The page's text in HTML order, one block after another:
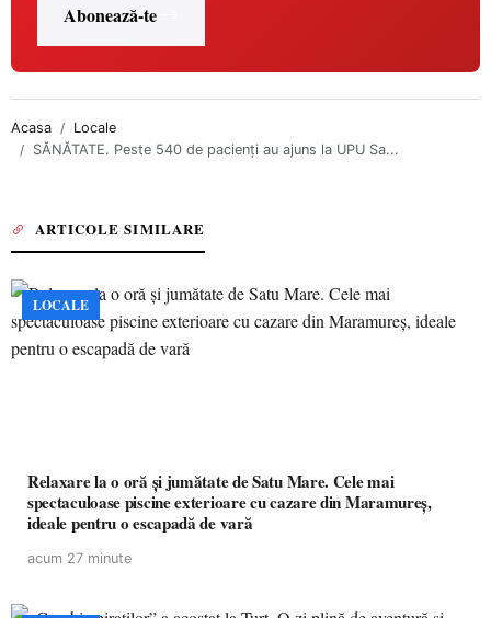
Abonează-te
Acasa
Locale
SĂNĂTATE. Peste 540 de pacienți au ajuns la UPU Sa...
ARTICOLE SIMILARE
LOCALE
Relaxare la o oră și jumătate de Satu Mare. Cele mai
spectaculoase piscine exterioare cu cazare din Maramureș,
ideale pentru o escapadă de vară
acum 27 minute